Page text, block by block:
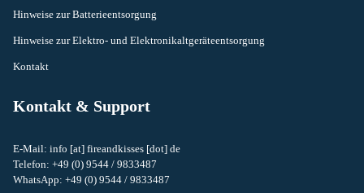
Hinweise zur Batterieentsorgung
Hinweise zur Elektro- und Elektronikaltgeräteentsorgung
Kontakt
Kontakt & Support
E-Mail: info [at] fireandkisses [dot] de
Telefon: +49 (0) 9544 / 9833487
WhatsApp: +49 (0) 9544 / 9833487
Widerrufsrecht
Datenschutzerklärung